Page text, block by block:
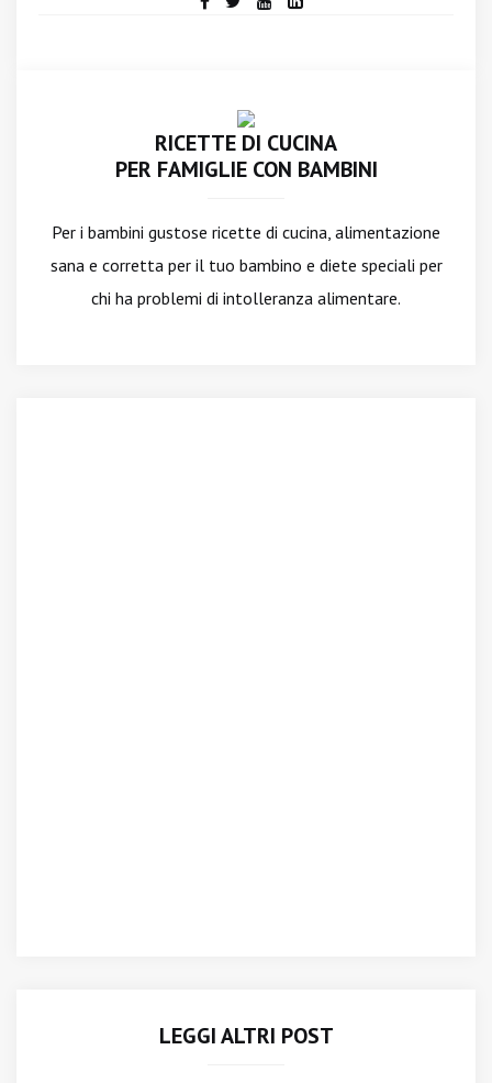
RICETTE DI CUCINA
PER FAMIGLIE CON BAMBINI
Per i bambini gustose ricette di cucina, alimentazione
sana e corretta per il tuo bambino e diete speciali per
chi ha problemi di intolleranza alimentare.
LEGGI ALTRI POST